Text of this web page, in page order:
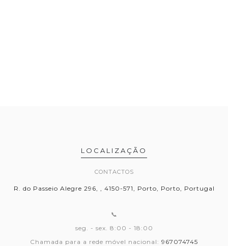
LOCALIZAÇÃO
CONTACTOS
R. do Passeio Alegre 296, , 4150-571, Porto, Porto, Portugal
📞
seg. - sex. 8:00 - 18:00
Chamada para a rede móvel nacional: 967074745